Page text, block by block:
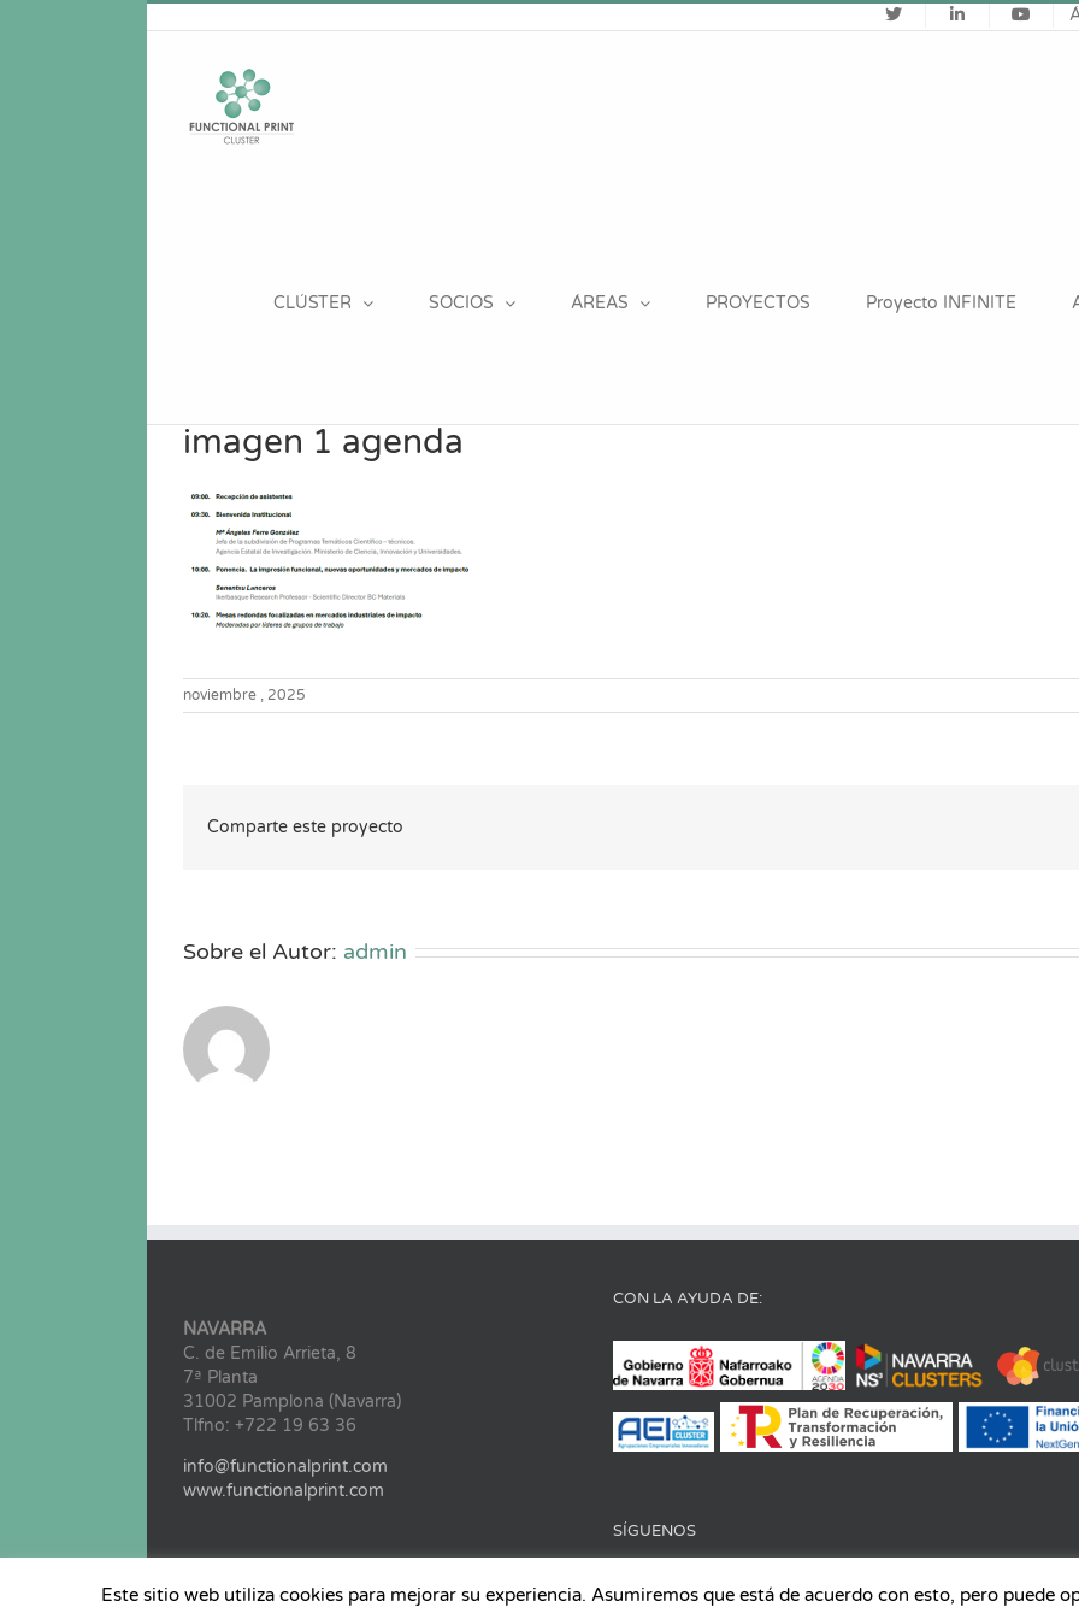
CLÚSTER SOCIOS ÁREAS PROYECTOS Proyecto INFINITE
imagen 1 agenda
noviembre , 2025
Comparte este proyecto
Sobre el Autor: admin
NAVARRA
C. de Emilio Arrieta, 8
7ª Planta
31002 Pamplona (Navarra)
Tlfno: +722 19 63 36
info@functionalprint.com
www.functionalprint.com
CON LA AYUDA DE:
SÍGUENOS
Este sitio web utiliza cookies para mejorar su experiencia. Asumiremos que está de acuerdo con esto, pero puede